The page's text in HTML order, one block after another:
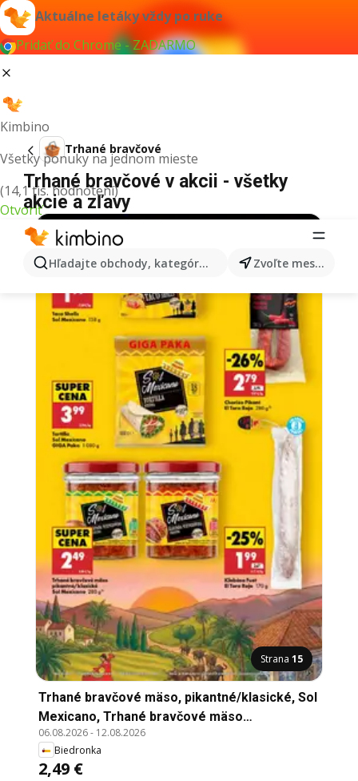
Aktuálne letáky vždy po ruke
Pridať do Chrome - ZADARMO
Kimbino
Všetky ponuky na jednom mieste
(14,1 tis. hodnotení)
Otvoriť
Hľadajte obchody, kategórie, produkty... Zvoľte mesto
Trhané bravčové
Trhané bravčové v akcii - všetky
akcie a zľavy
Strana 15
Trhané bravčové mäso, pikantné/klasické, Sol
Mexicano, Trhané bravčové mäso
pikantné/klasické Sol Mexicano 280 g
06.08.2026- 12.08.2026
Biedronka
2,49 €